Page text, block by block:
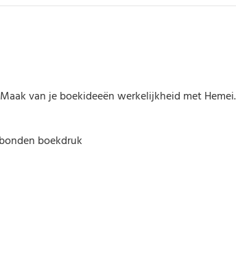
Maak van je boekideeën werkelijkheid met